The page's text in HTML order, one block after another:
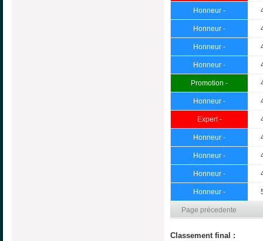
Honneur -
Honneur -
Honneur -
Honneur -
Promotion -
Honneur -
Expert -
Honneur -
Honneur -
Honneur -
Honneur -
Page précedente
Classement final :